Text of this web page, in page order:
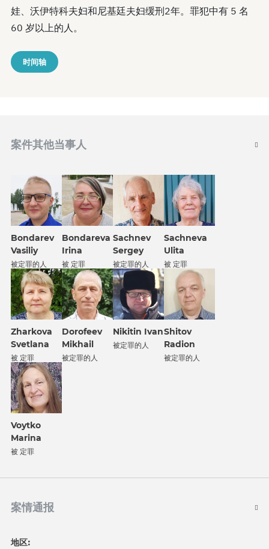
娃、沃伊特科夫妇和尼基廷夫妇缓刑2年。罪犯中有 5 名
60 岁以上的人。
时间轴
案件其他当事人
Bondarev
Vasiliy
被定罪的人
Bondareva
Irina
被 定罪
Sachnev
Sergey
被定罪的人
Sachneva
Ulita
被 定罪
Zharkova
Svetlana
被 定罪
Dorofeev
Mikhail
被定罪的人
Nikitin Ivan
被定罪的人
Shitov
Radion
被定罪的人
Voytko
Marina
被 定罪
案情通报
地区: